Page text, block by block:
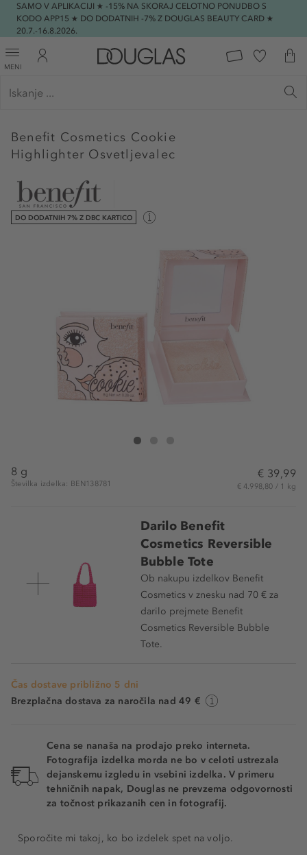
SAMO V APLIKACIJI ★ -15% NA SKORAJ CELOTNO PONUDBO S
KODO APP15 ★ DO DODATNIH -7% Z DOUGLAS BEAUTY CARD ★
20.7.-16.8.2026.
MENI
Benefit Cosmetics Cookie
Highlighter Osvetljevalec
DO DODATNIH 7% Z DBC KARTICO
Benefit Cosmetics Cookie Highlighter
8 g
Številka izdelka: BEN138781
€ 39,99
€ 4.998,80 / 1 kg
Darilo Benefit
Cosmetics Reversible
Bubble Tote
Ob nakupu izdelkov Benefit
Cosmetics v znesku nad 70 € za
darilo prejmete Benefit
Cosmetics Reversible Bubble
Tote.
Čas dostave približno 5 dni
Brezplačna dostava za naročila nad 49 €
Cena se nanaša na prodajo preko interneta.
Fotografija izdelka morda ne bo v celoti ustrezala
dejanskemu izgledu in vsebini izdelka. V primeru
tehničnih napak, Douglas ne prevzema odgovornosti
za točnost prikazanih cen in fotografij.
Sporočite mi takoj, ko bo izdelek spet na voljo.